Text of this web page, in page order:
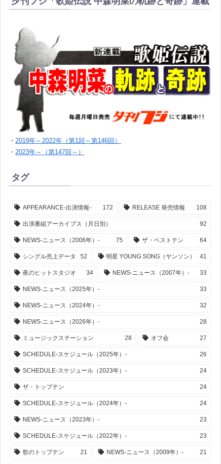
・2019年～2022年（第1回～第146回）
・2023年～（第147回～）
タグ
APPEARANCE-出演情報- 172 RELEASE 発売情報 108
出演番組アーカイブス（月日別） 92
NEWS-ニュース（2006年）- 75 ザ・ベストテン 64
シングル売上データ 52 明星 YOUNG SONG（ヤンソン） 41
夜のヒットスタジオ 34 NEWS-ニュース（2007年）- 33
NEWS-ニュース（2025年）- 33
NEWS-ニュース（2024年）- 32
NEWS-ニュース（2026年）- 28
ミュージックステーション 28 オフ会 27
SCHEDULE-スケジュール（2025年）- 26
SCHEDULE-スケジュール（2023年）- 24
ザ・トップテン 24
SCHEDULE-スケジュール（2024年）- 24
NEWS-ニュース（2023年）- 23
SCHEDULE-スケジュール（2022年）- 23
歌のトップテン 21 NEWS-ニュース（2009年）- 21